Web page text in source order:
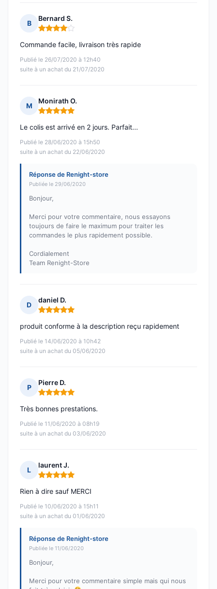
B
Bernard S.
Note : 4 sur 5
Publié le 26/07/2020 à 12h40
suite à un achat du 21/07/2020
Commande facile, livraison très rapide
M
Monirath O.
Note : 5 sur 5
Publié le 28/06/2020 à 15h50
suite à un achat du 22/06/2020
Le colis est arrivé en 2 jours. Parfait...
Réponse de Renight-store
Publiée le 29/06/2020
Bonjour,
Merci pour votre commentaire, nous essayons
toujours de faire le maximum pour traiter les
commandes le plus rapidement possible.
Cordialement
Team Renight-Store
D
daniel D.
Note : 5 sur 5
Publié le 14/06/2020 à 10h42
suite à un achat du 05/06/2020
produit conforme à la description reçu rapidement
P
Pierre D.
Note : 5 sur 5
Publié le 11/06/2020 à 08h19
suite à un achat du 03/06/2020
Très bonnes prestations.
L
laurent J.
Note : 5 sur 5
Publié le 10/06/2020 à 15h11
suite à un achat du 01/06/2020
Rien à dire sauf MERCI
Réponse de Renight-store
Publiée le 11/06/2020
Bonjour,
Merci pour votre commentaire simple mais qui nous